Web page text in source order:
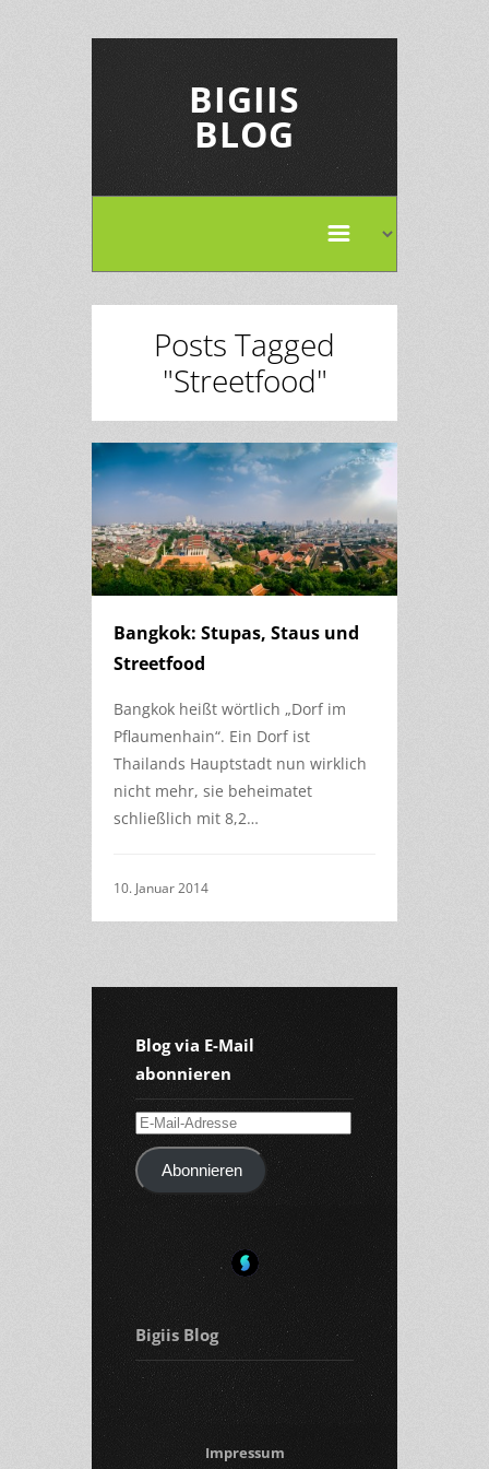
BIGIIS
BLOG
Posts Tagged
"Streetfood"
Bangkok: Stupas, Staus und
Streetfood
Bangkok heißt wörtlich „Dorf im
Pflaumenhain“. Ein Dorf ist
Thailands Hauptstadt nun wirklich
nicht mehr, sie beheimatet
schließlich mit 8,2…
10. Januar 2014
Blog via E-Mail
abonnieren
E-
Mail-
AdresseAbonnieren
Bigiis Blog
Impressum